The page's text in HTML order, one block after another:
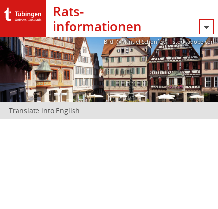
Rats­
informationen
Bild: @Manuel Schönfeld – stock.adobe.com
Translate into English